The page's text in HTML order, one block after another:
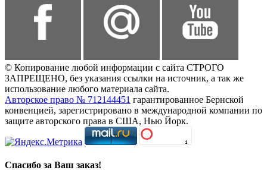
© Копирование любой информации с сайта СТРОГО
ЗАПРЕЩЕНО, без указания ссылки на источник, а так же
использование любого материала сайта.
Авторское право № 712144451 гарантированное Бернской
конвенцией, зарегистрировано в международной компании по
защите авторского права в США, Нью Йорк.
Спасибо за Ваш заказ!